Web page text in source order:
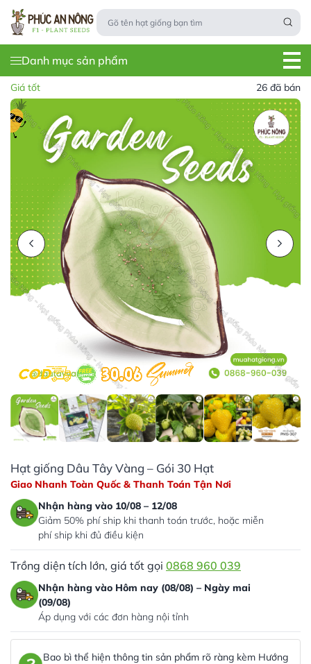
Danh mục sản phẩm
Giá tốt 26 đã bán
Hạt giống Dâu Tây Vàng – Gói 30 Hạt
Giao Nhanh Toàn Quốc & Thanh Toán Tận Nơi
Nhận hàng vào 10/08 – 12/08
Giảm 50% phí ship khi thanh toán trước, hoặc miễn
phí ship khi đủ điều kiện
Trồng diện tích lớn, giá tốt gọi 0868 960 039
Nhận hàng vào Hôm nay (08/08) – Ngày mai
(09/08)
Áp dụng với các đơn hàng nội tỉnh
Bao bì thể hiện thông tin sản phẩm rõ ràng kèm Hướng